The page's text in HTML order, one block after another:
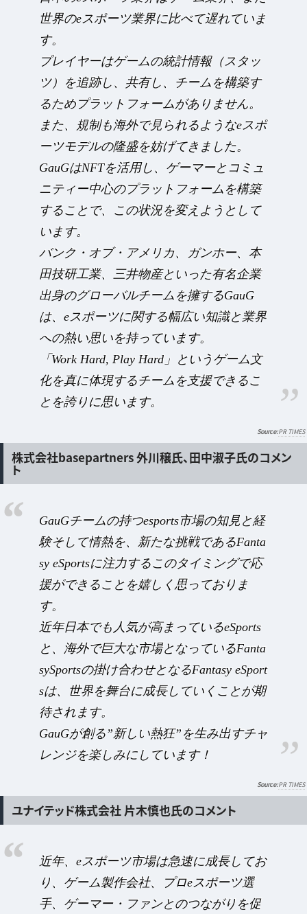
世界のeスポーツ業界に比べて遅れていま
す。
プレイヤーはゲームの統計情報（スタッ
ツ）を追跡し、共有し、チームを構築す
るためプラットフォームがありません。
また、規制も海外で見られるようなeスポ
ーツモデルの隆盛を妨げてきました。
GauGはNFTを活用し、ゲーマーとコミュ
ニティー中心のプラットフォームを構築
することで、この状況を変えようとして
います。
バンク・オブ・アメリカ、ガンホー、本
田技研工業、三井物産といった有名企業
出身のグローバルチームを擁するGauG
は、eスポーツに関する幅広い知識と業界
への熱い思いを持っています。
「Work Hard, Play Hard」というゲーム文
化を真に体現するチームを支援できるこ
とを誇りに思います。
PR TIMES
株式会社basepartners 外川穣氏、田中淑子氏のコメン
ト
GauGチームの持つesports市場の知見と経
験そして情熱を、新たな挑戦であるFanta
sy eSportsに注力するこのタイミングで応
援ができることを嬉しく思っておりま
す。
近年日本でも人気が高まっているeSports
と、海外で巨大な市場となっているFanta
sySportsの掛け合わせとなるFantasy eSport
sは、世界を舞台に成長していくことが期
待されます。
GauGが創る”新しい熱狂”を生み出すチャ
レンジを楽しみにしています！
PR TIMES
ユナイテッド株式会社 片木慎也氏のコメント
近年、eスポーツ市場は急速に成長してお
り、ゲーム製作会社、プロeスポーツ選
手、ゲーマー・ファンとのつながりを促